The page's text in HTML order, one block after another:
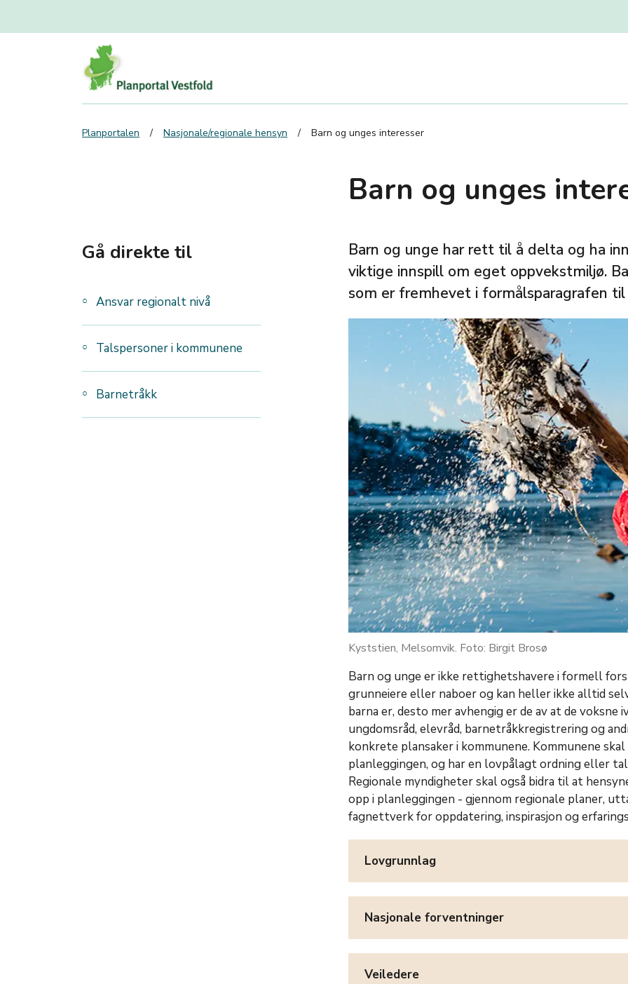
Planportalen Nasjonale/regionale hensyn Barn og unges interesser
Barn og unges
Gå direkte til
Ansvar regionalt nivå
Talspersoner i kommunene
Barnetråkk
Barn og unge har rett til å delta og ha
viktige innspill om eget oppvekstmiljø.
som er fremhevet i formålsparagrafen
Kyststien, Melsomvik. Foto: Birgit Brosø
Barn og unge er ikke rettighetshavere i formell
grunneiere eller naboer og kan heller ikke alltid
barna er, desto mer avhengig er de av at de voksne
ungdomsråd, elevråd, barnetråkkregistrering og
konkrete plansaker i kommunene. Kommunene
planleggingen, og har en lovpålagt ordning eller
Regionale myndigheter skal også bidra til at
opp i planleggingen - gjennom regionale planer,
fagnettverk for oppdatering, inspirasjon og
Lovgrunnlag
Nasjonale forventninger
Veiledere